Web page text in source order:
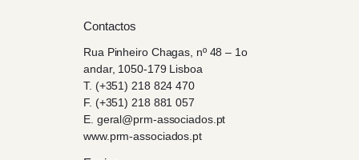
Contactos
Rua Pinheiro Chagas, nº 48 – 1o
andar, 1050-179 Lisboa
T. (+351) 218 824 470
F. (+351) 218 881 057
E. geral@prm-associados.pt
www.prm-associados.pt